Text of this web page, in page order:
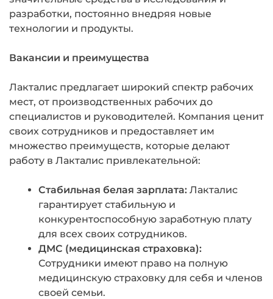
разработки, постоянно внедряя новые
технологии и продукты.
Вакансии и преимущества
Лакталис предлагает широкий спектр рабочих
мест, от производственных рабочих до
специалистов и руководителей. Компания ценит
своих сотрудников и предоставляет им
множество преимуществ, которые делают
работу в Лакталис привлекательной:
Стабильная белая зарплата: Лакталис
гарантирует стабильную и
конкурентоспособную заработную плату
для всех своих сотрудников.
ДМС (медицинская страховка):
Сотрудники имеют право на полную
медицинскую страховку для себя и членов
своей семьи.